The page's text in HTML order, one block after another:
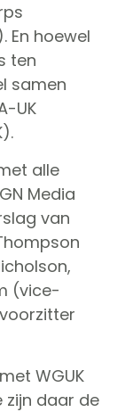
En hoewel
ten
samen
UK
alle
Media
van
(vice-
WGUK
zijn daar de